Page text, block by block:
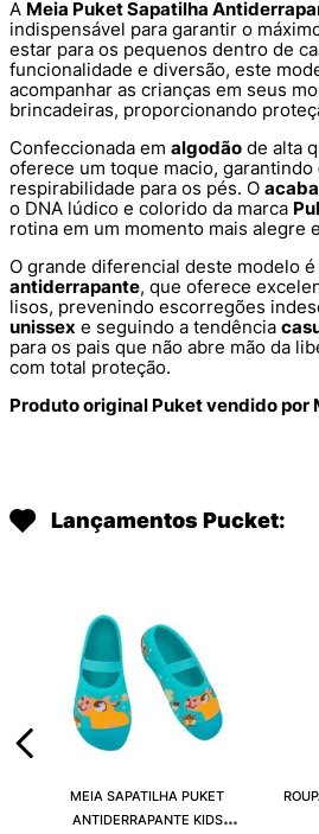
A Meia Puket Sapatilha
indispensável para garantir o
estar para os pequenos dentro de
funcionalidade e diversão, este
acompanhar as crianças em seus
brincadeiras, proporcionando
Confeccionada em algodão de alta
oferece um toque macio, garantindo
respirabilidade para os pés. O
o DNA lúdico e colorido da marca
rotina em um momento mais alegre
O grande diferencial deste modelo é
antiderrapante, que oferece
lisos, prevenindo escorregões
unissex e seguindo a tendência
para os pais que não abre mão da
com total proteção.
Produto original Puket vendido por
Lançamentos Pucket:
MEIA SAPATILHA PUKET
ANTIDERRAPANTE KIDS